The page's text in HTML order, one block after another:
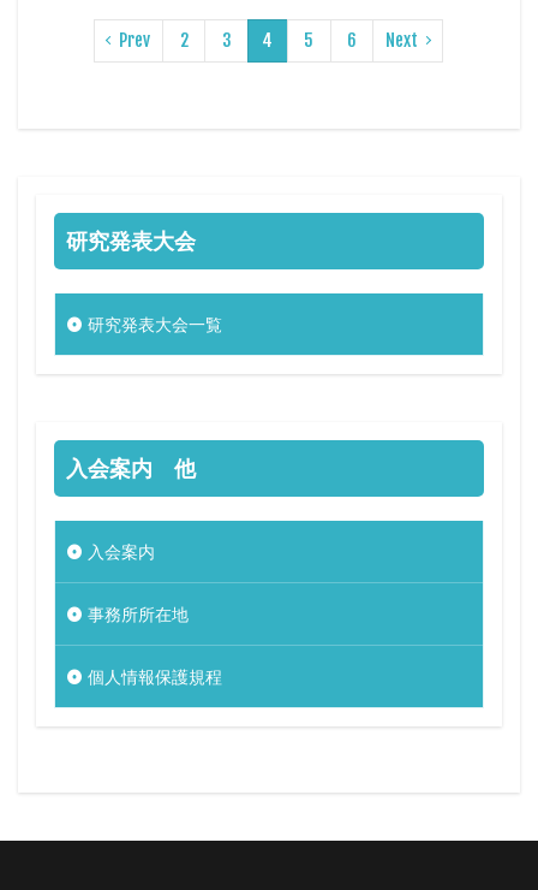
Prev 2 3 4 5 6 Next
研究発表大会
研究発表大会一覧
入会案内 他
入会案内
事務所所在地
個人情報保護規程